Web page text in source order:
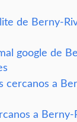
de Berny-
google de
cercanos a
a Berny-